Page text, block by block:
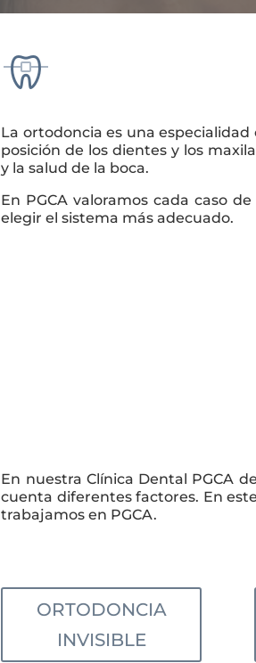
La ortodoncia es una
posición de los dientes y los
y la salud de la boca.
En PGCA valoramos cada caso
elegir el sistema más adecuado.
En nuestra Clínica Dental PGCA
cuenta diferentes factores. En
trabajamos en PGCA.
ORTODONCIA
INVISIBLE